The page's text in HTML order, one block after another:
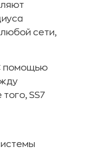
сети,
помощью
SS7